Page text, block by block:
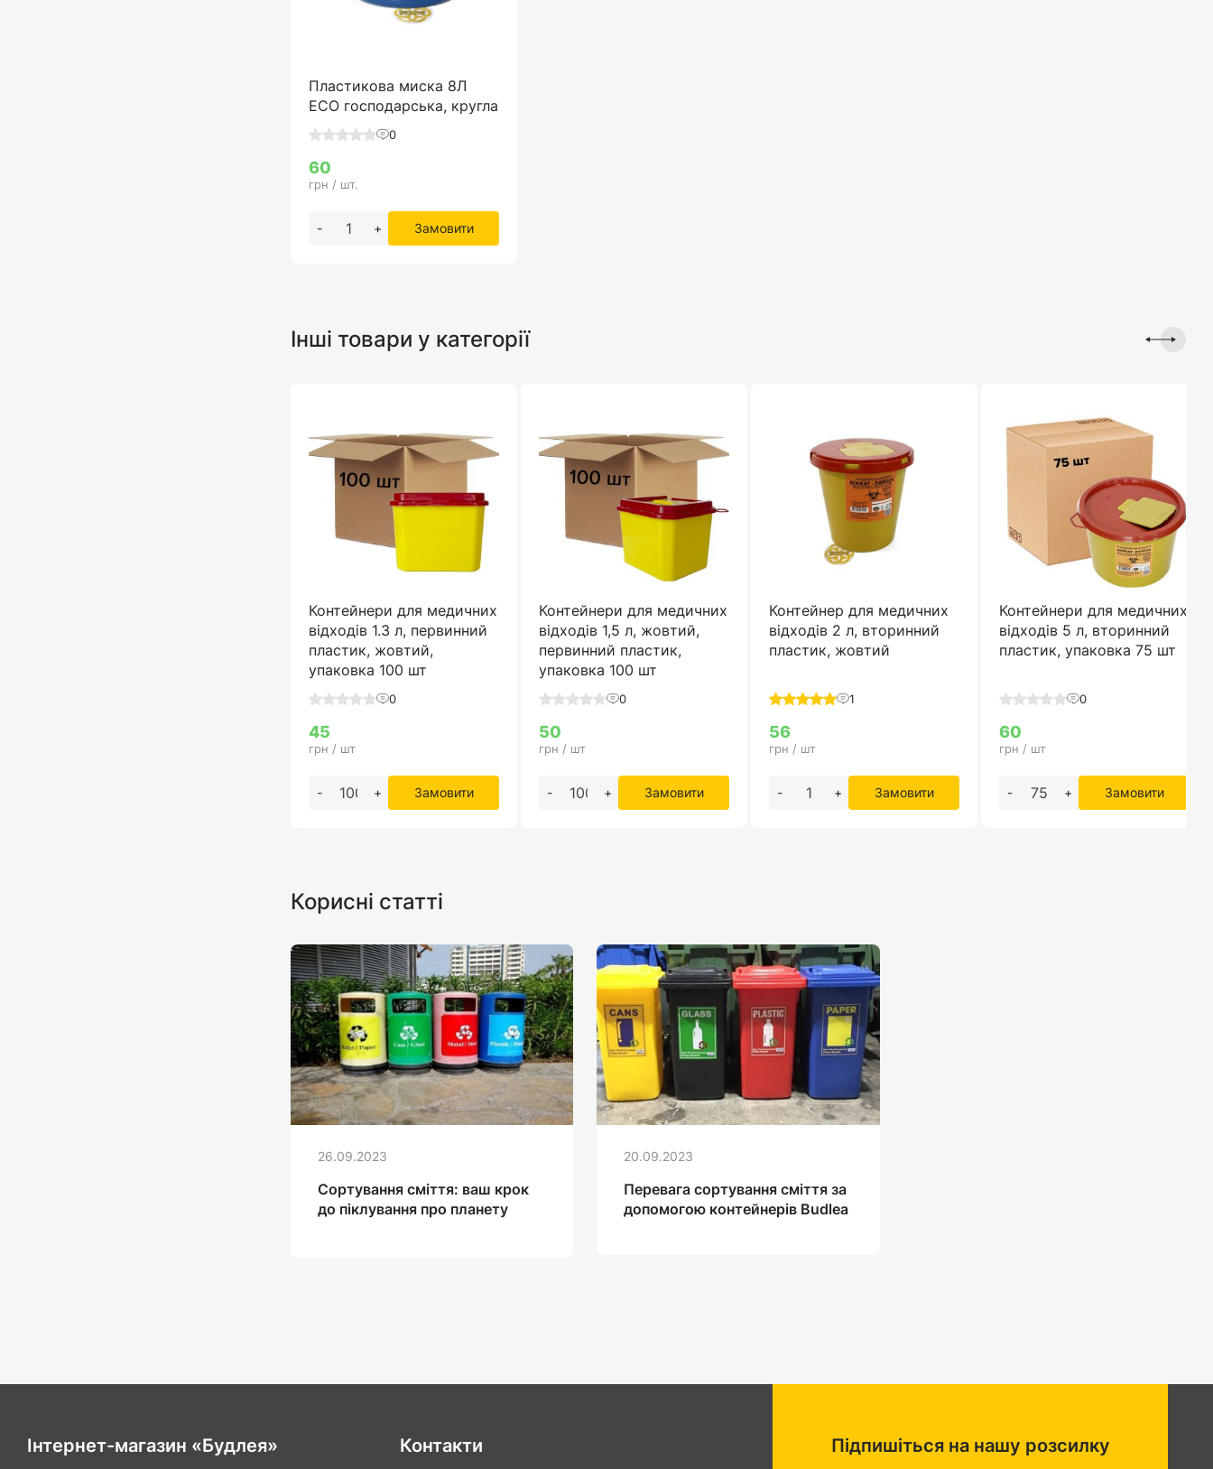
Пластикова миска 8Л
ECO господарська, кругла
0
60
грн / шт.
- + Замовити
Інші товари у категорії
Контейнери для медичних
відходів 1.3 л, первинний
пластик, жовтий,
упаковка 100 шт
0
45
грн / шт
- + Замовити
Контейнери для медичних
відходів 1,5 л, жовтий,
первинний пластик,
упаковка 100 шт
0
50
грн / шт
- + Замовити
Контейнер для медичних
відходів 2 л, вторинний
пластик, жовтий
1
56
грн / шт
- + Замовити
Контейнери для медичних
відходів 5 л, вторинний
пластик, упаковка 75 шт
0
60
грн / шт
- + Замовити
Корисні статті
26.09.2023
Сортування сміття: ваш крок
до піклування про планету
20.09.2023
Перевага сортування сміття за
допомогою контейнерів Budlea
Інтернет-магазин «Будлея» Контакти Підпишіться на нашу розсилку